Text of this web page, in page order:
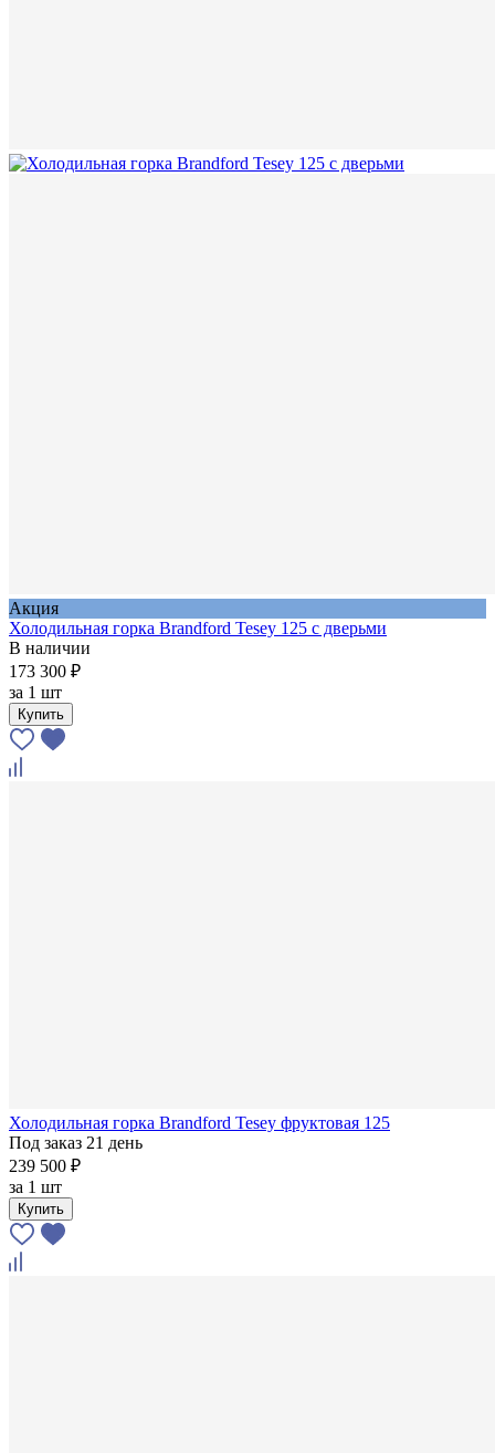
Акция
Холодильная горка Brandford Tesey 125 с дверьми
В наличии
173 300 ₽
за 1 шт
Купить
Холодильная горка Brandford Tesey фруктовая 125
Под заказ 21 день
239 500 ₽
за 1 шт
Купить